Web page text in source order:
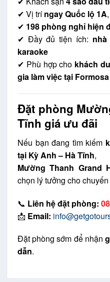
✔ Vị tríngay Quốc lộ 1A
✔ 198 phòng nghỉ hiện
✔ Đầy đủ tiện ích:
karaoke
✔ Phù hợp cho khách
gia làm việc tại Formosa
Đặt phòng
Tĩnh giá ưu đãi
Nếu bạn đang tìm kiếm
tại Kỳ Anh – Hà Tĩnh,
Mường Thanh Grand
chọn lý tưởng cho
📞 Liên hệ đặt phòng:
📩 Email:
Đặt phòng sớm để nhận
dẫn.